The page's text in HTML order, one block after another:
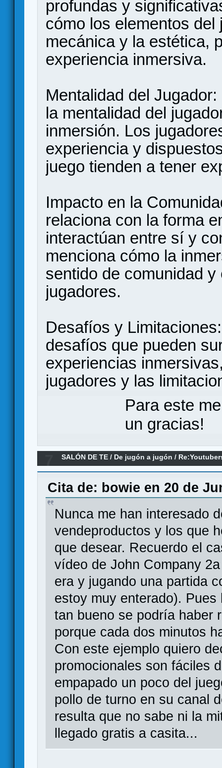
profundas y
cómo los elementos
mecánica y la estética,
experiencia inmersiva.
Mentalidad del
la mentalidad del
inmersión. Los
experiencia y
juego tienden a tener
Impacto en la
relaciona con la forma
interactúan entre sí y
menciona cómo la
sentido de comunidad
jugadores.
Desafíos y
desafíos que pueden
experiencias
jugadores y las
Para este
un gracias!
SALÓN DE TE / De jugón a jugón /
Cita de: bowie en 20 de
Nunca me han interesado
vendeproductos y los que
que desear. Recuerdo el
vídeo de John Company
era y jugando una partida
estoy muy enterado).
tan bueno se podría haber
porque cada dos minutos
Con este ejemplo quiero
promocionales son fáciles
empapado un poco del
pollo de turno en su canal
resulta que no sabe ni la
llegado gratis a casita...